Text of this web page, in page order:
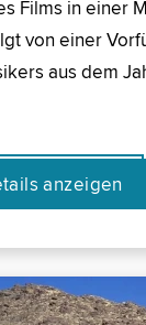
Films in einer
von einer
aus dem
anzeigen